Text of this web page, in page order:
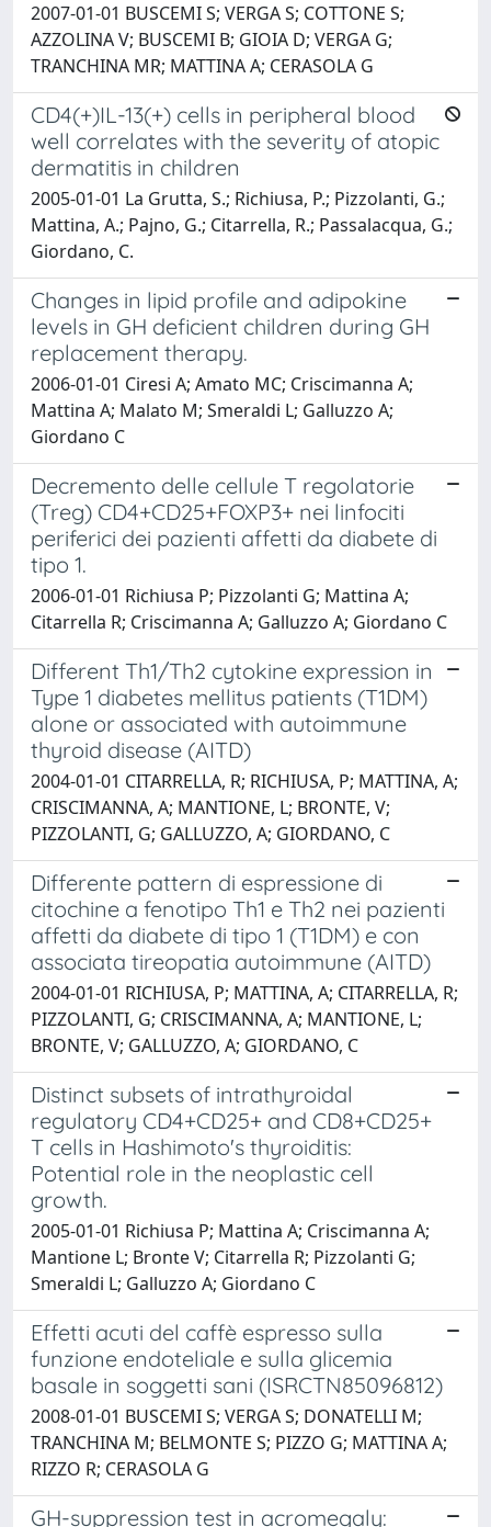
2007-01-01 BUSCEMI S; VERGA S; COTTONE S;
AZZOLINA V; BUSCEMI B; GIOIA D; VERGA G;
TRANCHINA MR; MATTINA A; CERASOLA G
CD4(+)IL-13(+) cells in peripheral blood
well correlates with the severity of atopic
dermatitis in children
2005-01-01 La Grutta, S.; Richiusa, P.; Pizzolanti, G.;
Mattina, A.; Pajno, G.; Citarrella, R.; Passalacqua, G.;
Giordano, C.
Changes in lipid profile and adipokine
levels in GH deficient children during GH
replacement therapy.
2006-01-01 Ciresi A; Amato MC; Criscimanna A;
Mattina A; Malato M; Smeraldi L; Galluzzo A;
Giordano C
Decremento delle cellule T regolatorie
(Treg) CD4+CD25+FOXP3+ nei linfociti
periferici dei pazienti affetti da diabete di
tipo 1.
2006-01-01 Richiusa P; Pizzolanti G; Mattina A;
Citarrella R; Criscimanna A; Galluzzo A; Giordano C
Different Th1/Th2 cytokine expression in
Type 1 diabetes mellitus patients (T1DM)
alone or associated with autoimmune
thyroid disease (AITD)
2004-01-01 CITARRELLA, R; RICHIUSA, P; MATTINA, A;
CRISCIMANNA, A; MANTIONE, L; BRONTE, V;
PIZZOLANTI, G; GALLUZZO, A; GIORDANO, C
Differente pattern di espressione di
citochine a fenotipo Th1 e Th2 nei pazienti
affetti da diabete di tipo 1 (T1DM) e con
associata tireopatia autoimmune (AITD)
2004-01-01 RICHIUSA, P; MATTINA, A; CITARRELLA, R;
PIZZOLANTI, G; CRISCIMANNA, A; MANTIONE, L;
BRONTE, V; GALLUZZO, A; GIORDANO, C
Distinct subsets of intrathyroidal
regulatory CD4+CD25+ and CD8+CD25+
T cells in Hashimoto's thyroiditis:
Potential role in the neoplastic cell
growth.
2005-01-01 Richiusa P; Mattina A; Criscimanna A;
Mantione L; Bronte V; Citarrella R; Pizzolanti G;
Smeraldi L; Galluzzo A; Giordano C
Effetti acuti del caffè espresso sulla
funzione endoteliale e sulla glicemia
basale in soggetti sani (ISRCTN85096812)
2008-01-01 BUSCEMI S; VERGA S; DONATELLI M;
TRANCHINA M; BELMONTE S; PIZZO G; MATTINA A;
RIZZO R; CERASOLA G
GH-suppression test in acromegaly: